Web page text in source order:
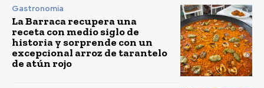
Gastronomía
La Barraca recupera una
receta con medio siglo de
historia y sorprende con un
excepcional arroz de tarantelo
de atún rojo